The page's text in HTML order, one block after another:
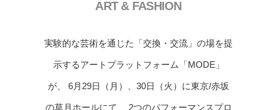
ART & FASHION
実験的な芸術を通じた「交換・交流」の場を提
示するアートプラットフォーム「MODE」
が、 6月29日（月）、30日（火）に東京/赤坂
の草月ホールにて、 2つのパフォーマンスプロ